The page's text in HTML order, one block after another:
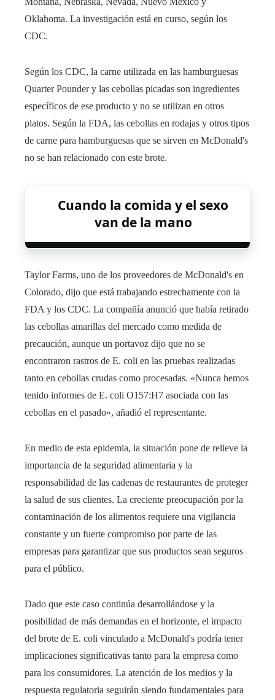
Oklahoma. La investigación está en curso, según los
CDC.
Según los CDC, la carne utilizada en las hamburguesas
Quarter Pounder y las cebollas picadas son ingredientes
específicos de ese producto y no se utilizan en otros
platos. Según la FDA, las cebollas en rodajas y otros tipos
de carne para hamburguesas que se sirven en McDonald's
no se han relacionado con este brote.
Cuando la comida y el sexo
van de la mano
Taylor Farms, uno de los proveedores de McDonald's en
Colorado, dijo que está trabajando estrechamente con la
FDA y los CDC. La compañía anunció que había retirado
las cebollas amarillas del mercado como medida de
precaución, aunque un portavoz dijo que no se
encontraron rastros de E. coli en las pruebas realizadas
tanto en cebollas crudas como procesadas. «Nunca hemos
tenido informes de E. coli O157:H7 asociada con las
cebollas en el pasado», añadió el representante.
En medio de esta epidemia, la situación pone de relieve la
importancia de la seguridad alimentaria y la
responsabilidad de las cadenas de restaurantes de proteger
la salud de sus clientes. La creciente preocupación por la
contaminación de los alimentos requiere una vigilancia
constante y un fuerte compromiso por parte de las
empresas para garantizar que sus productos sean seguros
para el público.
Dado que este caso continúa desarrollándose y la
posibilidad de más demandas en el horizonte, el impacto
del brote de E. coli vinculado a McDonald's podría tener
implicaciones significativas tanto para la empresa como
para los consumidores. La atención de los medios y la
respuesta regulatoria seguirán siendo fundamentales para